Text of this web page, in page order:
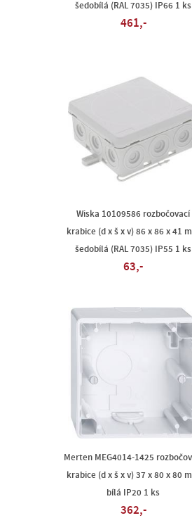
šedobílá (RAL 7035) IP66 1 ks
461,-
Wiska 10109586 rozbočovací
krabice (d x š x v) 86 x 86 x 41
šedobílá (RAL 7035) IP55 1 ks
63,-
Merten MEG4014-1425
krabice (d x š x v) 37 x 80 x 80
bílá IP20 1 ks
362,-